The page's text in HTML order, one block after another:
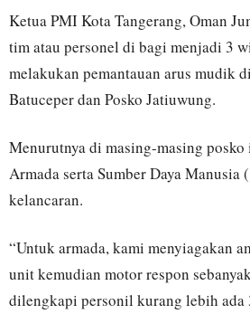
Ketua PMI Kota Tangerang, Oman
tim atau personel di bagi menjadi 3
melakukan pemantauan arus mudik
Batuceper dan Posko Jatiuwung.
Menurutnya di masing-masing
Armada serta Sumber Daya Manusia
kelancaran.
“Untuk armada, kami menyiagakan
unit kemudian motor respon
dilengkapi personil kurang lebih ada